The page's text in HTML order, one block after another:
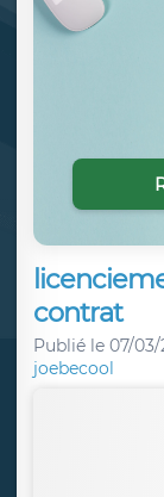
contrat
Publié le 07/03/
joebecool